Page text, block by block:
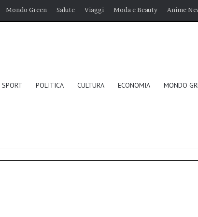
Mondo Green Salute Viaggi Moda e Beauty Anime
SPORT POLITICA CULTURA ECONOMIA MONDO